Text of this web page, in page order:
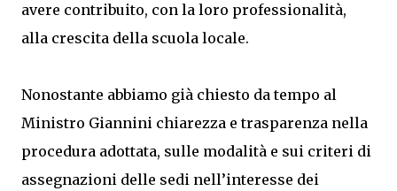
avere contribuito, con la loro professionalità,
alla crescita della scuola locale.
Nonostante abbiamo già chiesto da tempo al
Ministro Giannini chiarezza e trasparenza nella
procedura adottata, sulle modalità e sui criteri di
assegnazioni delle sedi nell’interesse dei